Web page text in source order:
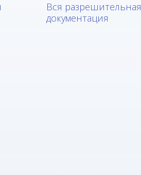
Вся разрешительная
документация